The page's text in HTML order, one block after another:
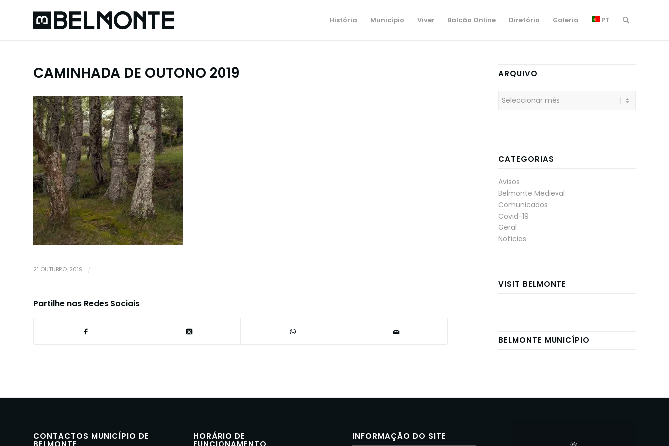
História Município Viver Balcão Online Diretório Galeria PT
CAMINHADA DE OUTONO 2019
21 OUTUBRO, 2019 /
Partilhe nas Redes Sociais
ARQUIVO
CATEGORIAS
Avisos
Belmonte Medieval
Comunicados
Covid-19
Geral
Notícias
VISIT BELMONTE
BELMONTE MUNICÍPIO
CONTACTOS MUNICÍPIO DE
BELMONTE
HORÁRIO DE
FUNCIONAMENTO
INFORMAÇÃO DO SITE